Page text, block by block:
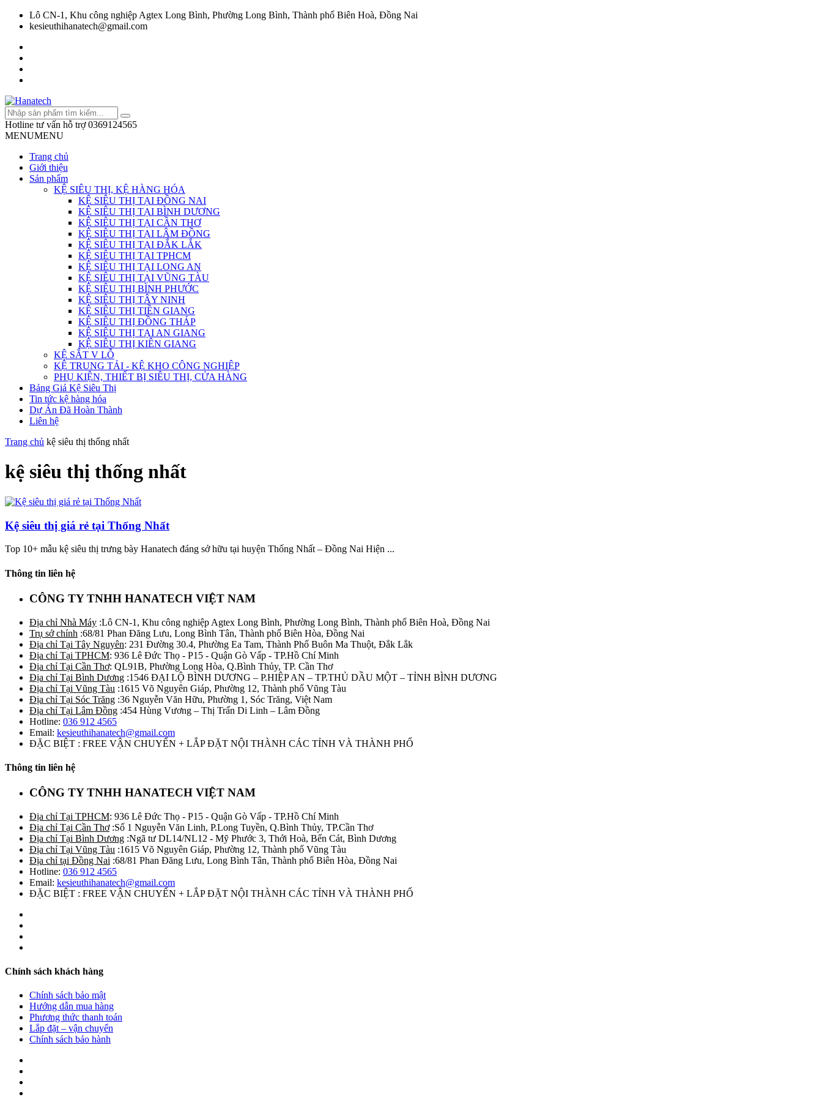
Lô CN-1, Khu công nghiệp Agtex Long Bình, Phường Long Bình, Thành phố Biên Hoà, Đồng Nai
kesieuthihanatech@gmail.com
Hotline tư vấn hỗ trợ 0369124565
MENUMENU
Trang chủ
Giới thiệu
Sản phẩm
KỆ SIÊU THỊ, KỆ HÀNG HÓA
KỆ SIÊU THỊ TẠI ĐỒNG NAI
KỆ SIÊU THỊ TẠI BÌNH DƯƠNG
KỆ SIÊU THỊ TẠI CẦN THƠ
KỆ SIÊU THỊ TẠI LÂM ĐỒNG
KỆ SIÊU THỊ TẠI ĐẮK LẮK
KỆ SIÊU THỊ TẠI TPHCM
KỆ SIÊU THỊ TẠI LONG AN
KỆ SIÊU THỊ TẠI VŨNG TÀU
KỆ SIÊU THỊ BÌNH PHƯỚC
KỆ SIÊU THỊ TÂY NINH
KỆ SIÊU THỊ TIỀN GIANG
KỆ SIÊU THỊ ĐỒNG THÁP
KỆ SIÊU THỊ TẠI AN GIANG
KỆ SIÊU THỊ KIÊN GIANG
KỆ SẮT V LỖ
KỆ TRUNG TẢI - KỆ KHO CÔNG NGHIỆP
PHỤ KIỆN, THIẾT BỊ SIÊU THỊ, CỬA HÀNG
Bảng Giá Kệ Siêu Thị
Tin tức kệ hàng hóa
Dự Án Đã Hoàn Thành
Liên hệ
Trang chủ kệ siêu thị thống nhất
kệ siêu thị thống nhất
Kệ siêu thị giá rẻ tại Thống Nhất
Top 10+ mẫu kệ siêu thị trưng bày Hanatech đáng sở hữu tại huyện Thống Nhất – Đồng Nai Hiện ...
Thông tin liên hệ
CÔNG TY TNHH HANATECH VIỆT NAM
Địa chỉ Nhà Máy :Lô CN-1, Khu công nghiệp Agtex Long Bình, Phường Long Bình, Thành phố Biên Hoà, Đồng Nai
Trụ sở chính :68/81 Phan Đăng Lưu, Long Bình Tân, Thành phố Biên Hòa, Đồng Nai
Địa chỉ Tại Tây Nguyên: 231 Đường 30.4, Phường Ea Tam, Thành Phố Buôn Ma Thuột, Đắk Lắk
Địa chỉ Tại TPHCM: 936 Lê Đức Thọ - P15 - Quận Gò Vấp - TP.Hồ Chí Minh
Địa chỉ Tại Cần Thơ: QL91B, Phường Long Hòa, Q.Bình Thủy, TP. Cần Thơ
Địa chỉ Tại Bình Dương :1546 ĐẠI LỘ BÌNH DƯƠNG – P.HIỆP AN – TP.THỦ DẦU MỘT – TỈNH BÌNH DƯƠNG
Địa chỉ Tại Vũng Tàu :1615 Võ Nguyên Giáp, Phường 12, Thành phố Vũng Tàu
Địa chỉ Tại Sóc Trăng :36 Nguyễn Văn Hữu, Phường 1, Sóc Trăng, Việt Nam
Địa chỉ Tại Lâm Đồng :454 Hùng Vương – Thị Trấn Di Linh – Lâm Đồng
Hotline: 036 912 4565
Email: kesieuthihanatech@gmail.com
ĐẶC BIỆT : FREE VẬN CHUYỂN + LẮP ĐẶT NỘI THÀNH CÁC TỈNH VÀ THÀNH PHỐ
Thông tin liên hệ
CÔNG TY TNHH HANATECH VIỆT NAM
Địa chỉ Tại TPHCM: 936 Lê Đức Thọ - P15 - Quận Gò Vấp - TP.Hồ Chí Minh
Địa chỉ Tại Cần Thơ:Số 1 Nguyễn Văn Linh, P.Long Tuyền, Q.Bình Thủy, TP.Cần Thơ
Địa chỉ Tại Bình Dương :Ngã tư DL14/NL12 - Mỹ Phước 3, Thới Hoà, Bến Cát, Bình Dương
Địa chỉ Tại Vũng Tàu :1615 Võ Nguyên Giáp, Phường 12, Thành phố Vũng Tàu
Địa chỉ tại Đồng Nai :68/81 Phan Đăng Lưu, Long Bình Tân, Thành phố Biên Hòa, Đồng Nai
Hotline: 036 912 4565
Email: kesieuthihanatech@gmail.com
ĐẶC BIỆT : FREE VẬN CHUYỂN + LẮP ĐẶT NỘI THÀNH CÁC TỈNH VÀ THÀNH PHỐ
Chính sách khách hàng
Chính sách bảo mật
Hướng dẫn mua hàng
Phương thức thanh toán
Lắp đặt – vận chuyển
Chính sách bảo hành